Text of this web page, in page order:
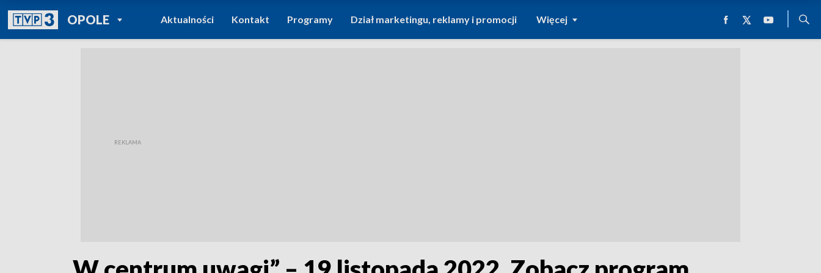
OPOLEPOWRÓT DO
TVP REGIONY
Aktualności Kontakt Programy Dział marketingu, reklamy i promocji Więcej